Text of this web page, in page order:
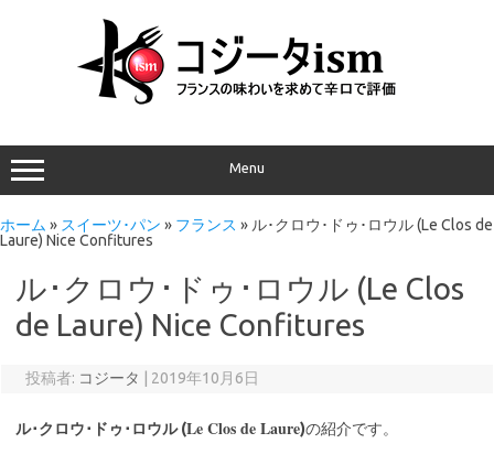
Menu
ホーム » スイーツ･パン » フランス » ル･クロウ･ドゥ･ロウル (Le Clos de
Laure) Nice Confitures
ル･クロウ･ドゥ･ロウル (Le Clos
de Laure) Nice Confitures
投稿者: コジータ 2019年10月6日
ル･クロウ･ドゥ･ロウル (Le Clos de Laure)の紹介です。